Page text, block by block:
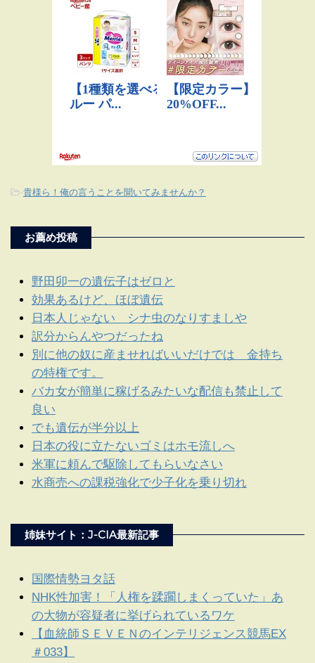
-貴様ら！俺の言うことを聞いてみませんか？
お薦め投稿
野田卯一の遺伝子はゼロと
効果あるけど、ほぼ遺伝
日本人じゃない シナ虫のなりすましや
訳分からんやつだったね
別に他の奴に産ませればいいだけでは 金持ち
の特権です。
バカ女が簡単に稼げるみたいな配信も禁止して
良い
でも遺伝が半分以上
日本の役に立たないゴミはホモ流しへ
米軍に頼んで駆除してもらいなさい
水商売への課税強化で少子化を乗り切れ
姉妹サイト：J-CIA最新記事
国際情勢ヨタ話
NHK性加害！「人権を蹂躙しまくっていた」あ
の大物が容疑者に挙げられているワケ
【血統師ＳＥＶＥＮのインテリジェンス競馬EX
＃033】